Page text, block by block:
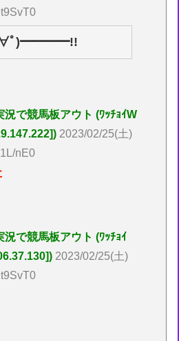
ﾟ)━━━━!!
で競馬板アウト (ﾜｯﾁｮｲW
2023/02/25(土)
nE0
で競馬板アウト (ﾜｯﾁｮｲ
2023/02/25(土)